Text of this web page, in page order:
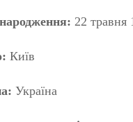
22 травня
Київ
Україна